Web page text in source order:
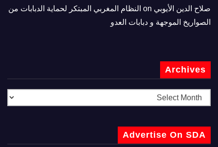
صلاح الدين الأيوبي
النظام المغربي المبتكر لحماية الدبابات من
الصواريخ الموجهة و دبابات العدو
Archives
Advertise On SDA